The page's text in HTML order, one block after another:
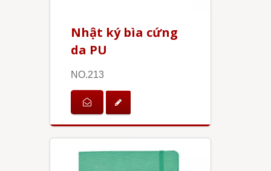
Nhật ký bìa cứng
da PU
NO.213